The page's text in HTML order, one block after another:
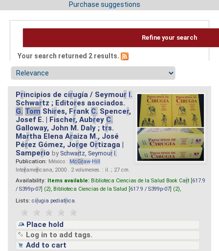
Purchase suggestions
Refine your search
Your search returned 2 results.
Principios de cirugía / Seymour I.
Schwartz ; Editores asociados.
G. Tom Shires, Frank C. Spencer,
Josef E. | Fischer, Aubrey C.
Galloway, John M. Daly ; trs.
Martha Elena Araiza M., José
Pérez Gómez, Jorge Ortizaga |
Samperio by Schwartz, Seymour I.
Publication: México : McGraw-Hill
Interamericana, 2000 . 2 volumenes. : il. ; 27 cm.
Availability: Items available: Biblioteca Ciencias de la Salud Book Cart [ 617.9
/ S399p-07 ] (2), Biblioteca Ciencias de la Salud [ 617.9 / S399p-07 ] (2),
Lists: cirugia pediatrica
Place hold
Log in to add tags.
Add to cart